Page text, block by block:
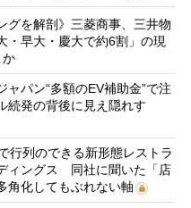
グを解剖》三菱商事、三井物
・早大・慶大で約6割」の現
ャパン“多額のEV補助金”で注
発の背後に見え隠れす
行列のできる新形態レストラ
ィングス 同社に聞いた「店
角化してもぶれない軸